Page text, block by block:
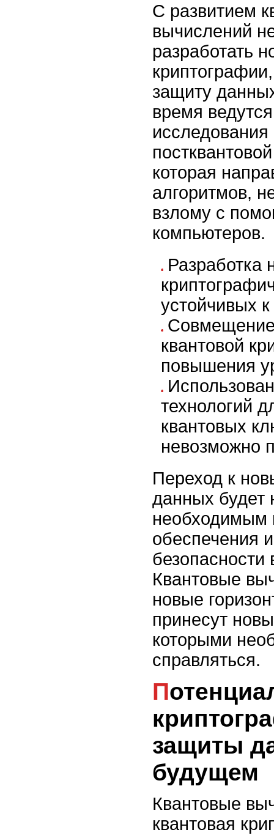
С развитием
вычислений
разработать
защиту
время
исследования
которая
алгоритмов,
взлому с
компьютеров.
Разработка
устойчивых
Совмещение
квантовой
повышения
технологий
квантовых
невозможно
Переход к
данных будет
необходимым
обеспечения
Квантовые
новые
принесут
которыми
справляться.
Потенциал квантовой
защиты
будущем
Квантовые
квантовая